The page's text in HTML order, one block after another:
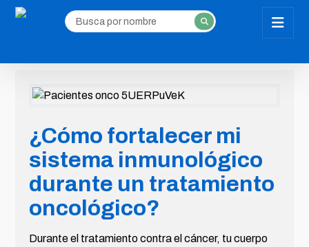
¿Cómo fortalecer mi
sistema inmunológico
durante un tratamiento
oncológico?
Durante el tratamiento contra el cáncer, tu cuerpo